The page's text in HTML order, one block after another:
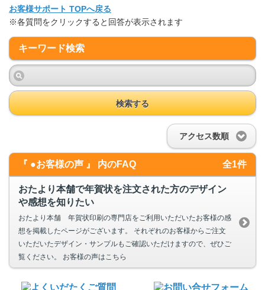
お客様サポート TOPへ戻る
※各質問をクリックすると回答が表示されます
キーワード検索
検索する
アクセス数順
『 ●お客様の声 』 内のFAQ 全1件
おたより本舗で年賀状を注文された方のデザイン
や感想を知りたい
おたより本舗 年賀状印刷の専門店をご利用いただいたお客様の感
想を掲載したページがございます。 それぞれのお客様からご注文
いただいたデザイン・サンプルもご確認いただけますので、ぜひご
覧ください。 お客様の声はこちら